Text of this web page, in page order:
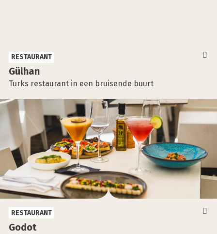
Gülhan
Turks restaurant in een bruisende buurt
RESTAURANT
Godot
RESTAURANT